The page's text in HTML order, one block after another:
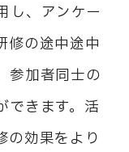
し、アンケー
修の途中途中
参加者同士の
できます。活
の効果をより